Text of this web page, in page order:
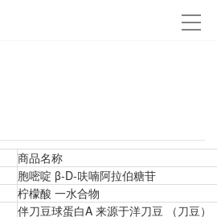
商品名称
胞嘧啶 β-D-呋喃阿拉伯糖苷
柠檬酸 一水合物
伴刀豆球蛋白A 来源于洋刀豆 （刀豆）